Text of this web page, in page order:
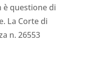
questione di
La Corte di
n. 26553